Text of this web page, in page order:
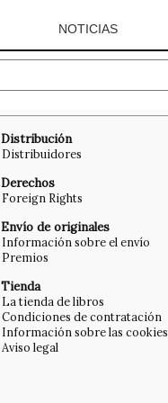
NOTICIAS
Distribución
Distribuidores
Derechos
Foreign Rights
Envío de originales
Información sobre el envío
Premios
Tienda
La tienda de libros
Condiciones de contratación
Información sobre las cookies
Aviso legal